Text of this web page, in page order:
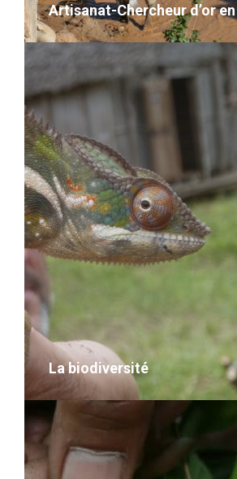
Artisanat-Chercheur d’or
VOIR LE DÉTAIL
La biodiversité